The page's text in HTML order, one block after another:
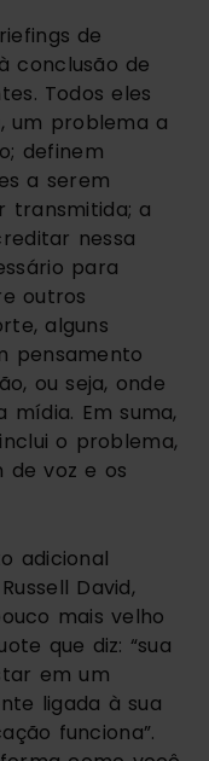
de
conclusão de
Todos eles
um problema a
definem
a serem
transmitida; a
nessa
para
outros
alguns
pensamento
ou seja, onde
mídia. Em suma,
o problema,
de voz e os
adicional
David,
mais velho
que diz: “sua
em um
ligada à sua
funciona”.